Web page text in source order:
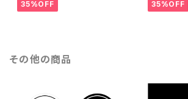
35%OFF 35%OFF
その他の商品